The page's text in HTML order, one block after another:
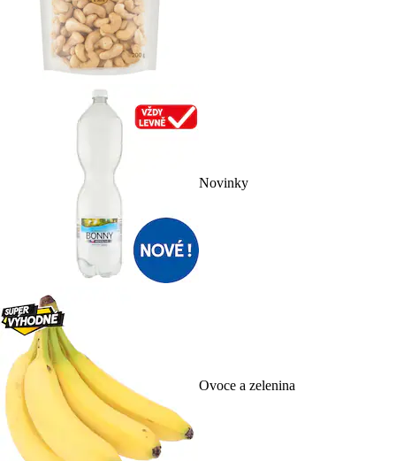
Novinky
Ovoce a zelenina